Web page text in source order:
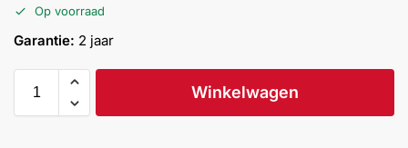
service
Op voorraad
Garantie: 2 jaar
Winkelwagen